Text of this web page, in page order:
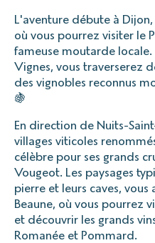
L'aventure débute à
où vous pourrez visiter le
fameuse moutarde
Vignes, vous traverserez
des vignobles reconnus
🍇
En direction de Nuits-
villages viticoles
célèbre pour ses grands
Vougeot. Les paysages
pierre et leurs caves,
Beaune, où vous pourrez
et découvrir les grands
Romanée et Pommard.